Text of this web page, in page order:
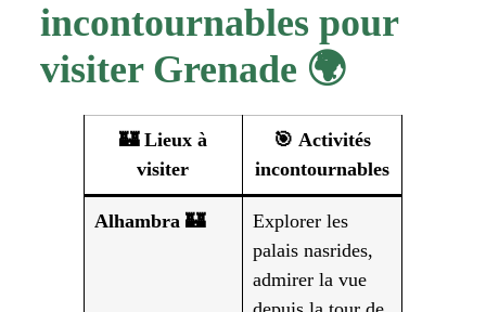
incontournables pour
visiter Grenade 🌍
🏰 Lieux à
visiter
🎯 Activités
incontournables
Alhambra 🏰
Explorer les
palais nasrides,
admirer la vue